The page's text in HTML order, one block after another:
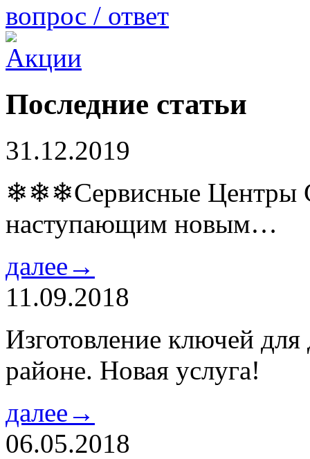
вопрос / ответ
Последние статьи
31.12.2019
❄❄❄Сервисные Центры
наступающим новым…
далее→
11.09.2018
Изготовление ключей
районе. Новая услуга!
далее→
06.05.2018